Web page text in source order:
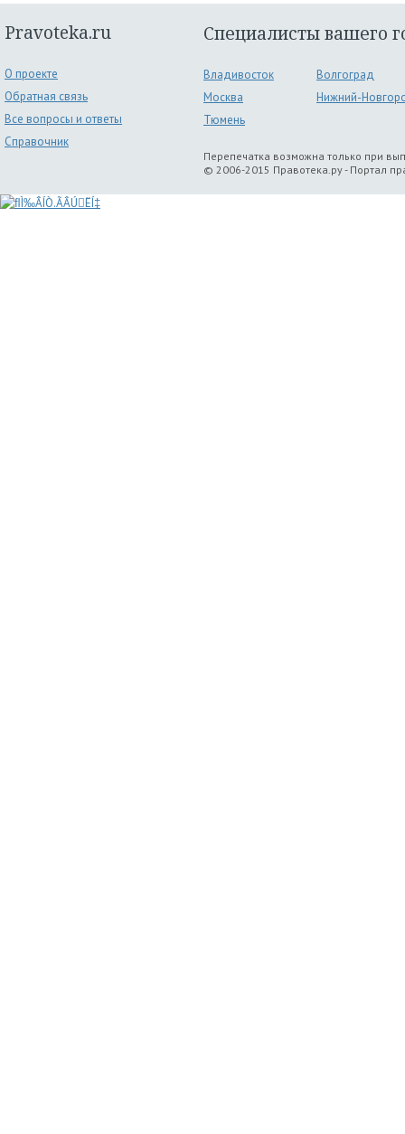
Pravoteka.ru
О проекте
Обратная связь
Все вопросы и ответы
Справочник
Специалисты вашего
Владивосток
Волгоград
Москва
Нижний-
Тюмень
Перепечатка возможна только при
© 2006-2015 Правотека.ру - Портал